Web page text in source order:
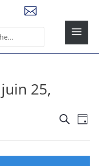

25,
de
Recherche
de
Jour